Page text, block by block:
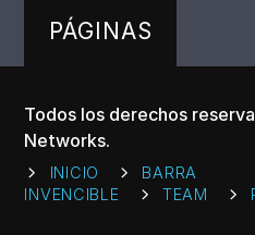
PÁGINAS
Todos los derechos
Networks.
INICIO
BARRA
INVENCIBLE
TEAM